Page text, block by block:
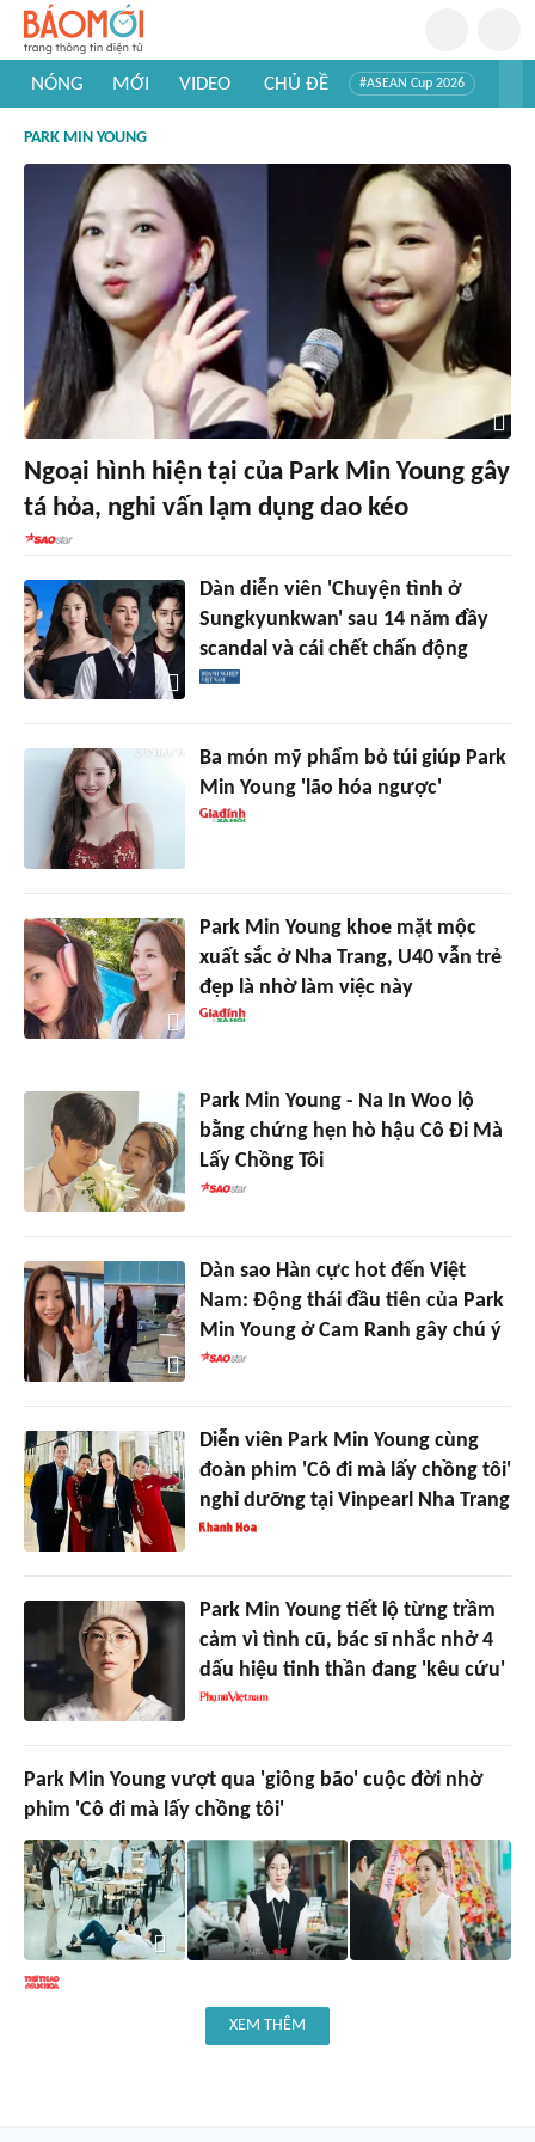
NÓNG MỚI VIDEO CHỦ ĐỀ #ASEAN Cup 2026
#Khám phá thế giới
PARK MIN YOUNG
Ngoại hình hiện tại của Park Min Young gây
tá hỏa, nghi vấn lạm dụng dao kéo
Dàn diễn viên 'Chuyện tình ở
Sungkyunkwan' sau 14 năm đầy
scandal và cái chết chấn động
Ba món mỹ phẩm bỏ túi giúp Park
Min Young 'lão hóa ngược'
Park Min Young khoe mặt mộc
xuất sắc ở Nha Trang, U40 vẫn trẻ
đẹp là nhờ làm việc này
Park Min Young - Na In Woo lộ
bằng chứng hẹn hò hậu Cô Đi Mà
Lấy Chồng Tôi
Dàn sao Hàn cực hot đến Việt
Nam: Động thái đầu tiên của Park
Min Young ở Cam Ranh gây chú ý
Diễn viên Park Min Young cùng
đoàn phim 'Cô đi mà lấy chồng tôi'
nghỉ dưỡng tại Vinpearl Nha Trang
Park Min Young tiết lộ từng trầm
cảm vì tình cũ, bác sĩ nhắc nhở 4
dấu hiệu tinh thần đang 'kêu cứu'
Park Min Young vượt qua 'giông bão' cuộc đời nhờ
phim 'Cô đi mà lấy chồng tôi'
XEM THÊM